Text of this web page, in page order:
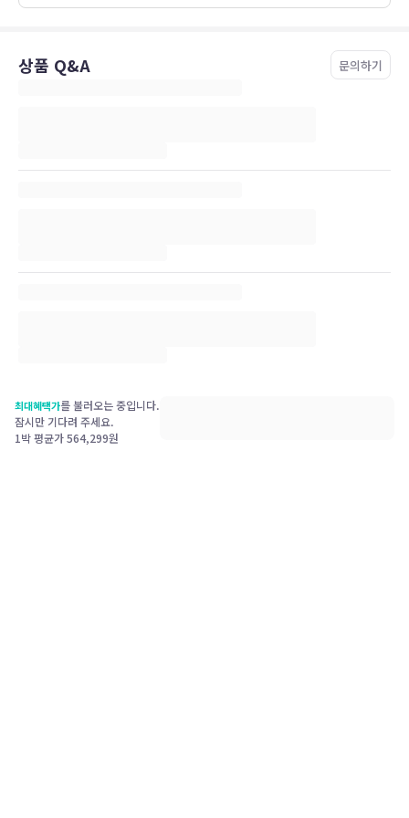
상품 Q&A 문의하기
최대혜택가를 불러오는 중입니다.
잠시만 기다려 주세요.
1박 평균가564,299원